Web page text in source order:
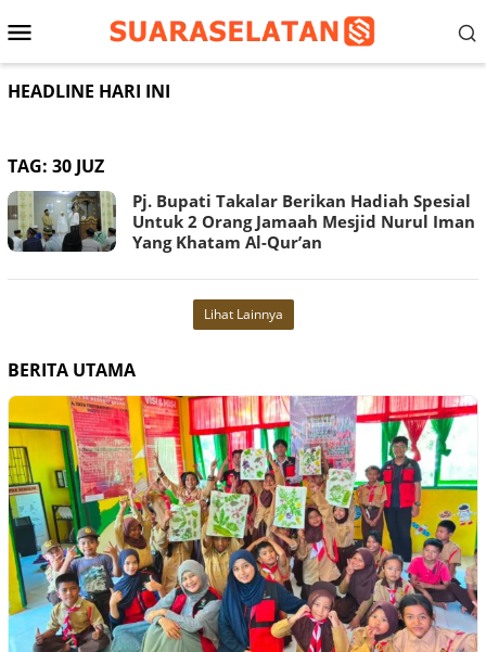
ke
Menu
Mobile
HEADLINE HARI INI
TAG: 30 JUZ
Pj. Bupati Takalar Berikan Hadiah Spesial
Untuk 2 Orang Jamaah Mesjid Nurul Iman
Yang Khatam Al-Qur’an
Lihat Lainnya
BERITA UTAMA